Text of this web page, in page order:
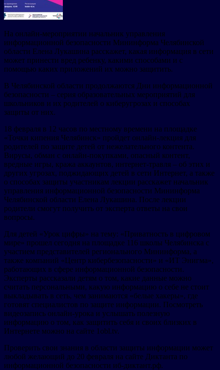
На онлайн-мероприятии начальник управления
информационной безопасности Мининформа Челябинской
области Елена Лукашина расскажет, какая информация в сети
может принести вред ребенку, какими способами и с
помощью каких приложений их можно защитить.
В Челябинской области продолжаются Дни информационной
безопасности – серия образовательных мероприятий для
школьников и их родителей о киберугрозах и способах
защиты от них.
18 февраля в 12 часов по местному времени на площадке
«Точки кипения Челябинск» пройдет онлайн-лекция для
родителей по защите детей от нежелательного контента.
Вирусы, обман с онлайн-покупками, опасный контент,
вредные игры, кража аккаунтов, интернет-травля – об этих и
других угрозах, поджидающих детей в сети Интернет, а также
о способах защиты участникам лекции расскажет начальник
управления информационной безопасности Мининформа
Челябинской области Елена Лукашина. После лекции
родители смогут получить от эксперта ответы на свои
вопросы.
Для детей «Урок цифры» на тему: «Приватность в цифровом
мире» прошел сегодня на площадке 116 школы Челябинска с
участием представителей регионального Мининформа, а
также компаний «Центр кибербезопасности» и «ИТ Энигма»,
работающих в сфере информационной безопасности.
Эксперты рассказали детям о том, какие данные можно
считать персональными, какую информацию о себе не стоит
выкладывать в сеть, чем занимаются «белые хакеры», где
готовят специалистов по защите информации. Посмотреть
видеозапись онлайн-урока и услышать полезную
информацию о том, как защитить себя и своих близких в
Интернете можно на сайте 1obl.tv.
Проверить свои знания в области защиты информации может
любой желающий до 20 февраля на сайте Диктанта по
информационной безопасности иб-диктант.рф.